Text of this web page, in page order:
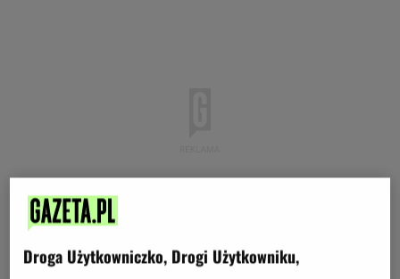
Droga Użytkowniczko, Drogi Użytkowniku,